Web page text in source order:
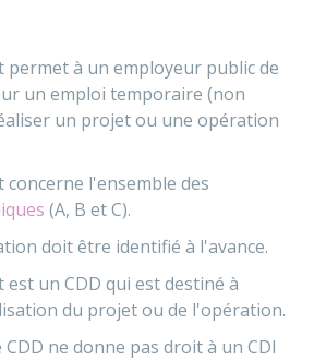
permet à un employeur public de
un emploi temporaire (non
un projet ou une opération
l'ensemble des
(A, B et C).
doit être identifié à l'avance.
est un CDD qui est destiné à
du projet ou de l'opération.
CDD ne donne pas droit à un CDI